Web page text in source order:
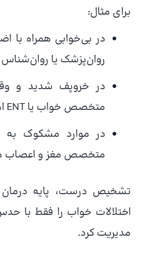
برای مثال:
در بی‌خوابی همراه با
روان‌پزشک یا
در خروپف شدید و
متخصص خواب یا ENT اهمیت دارد.
در موارد مشکوک به
متخصص مغز و اعصاب
تشخیص درست، پایه درمان
اختلالات خواب را فقط با
مدیریت کرد.